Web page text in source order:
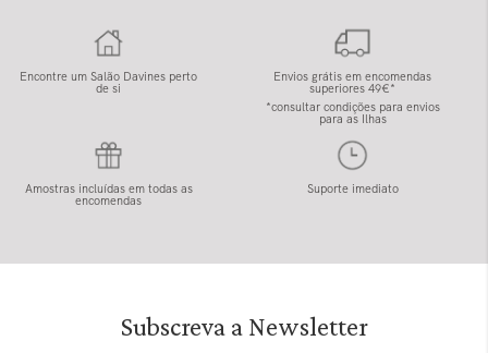
Encontre um Salão Davines perto
de si
Envios grátis em encomendas
superiores 49€*
*consultar condições para envios
para as Ilhas
Amostras incluídas em todas as
encomendas
Suporte imediato
Subscreva a Newsletter